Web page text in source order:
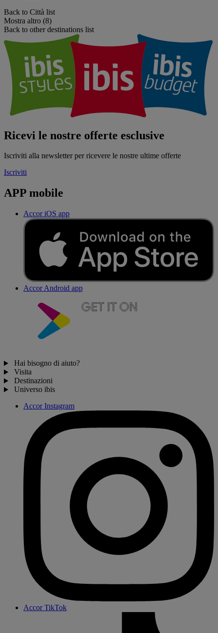
Back to Città list
Mostra altro (8)
Back to other destinations list
Ricevi le nostre offerte esclusive
Iscriviti alla newsletter per ricevere le nostre ultime offerte
Iscriviti
APP mobile
Accor iOS app
Accor Android app
Hai bisogno di aiuto?
Visita
Destinazioni
Universo ibis
Accor Instagram
Accor TikTok